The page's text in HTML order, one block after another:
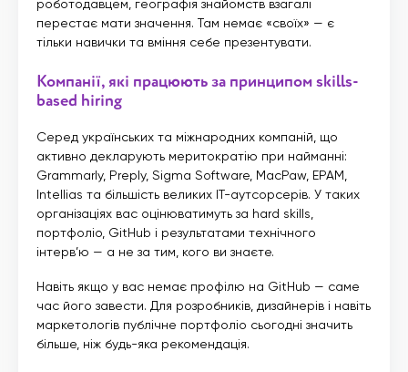
роботодавцем, географія знайомств взагалі
перестає мати значення. Там немає «своїх» — є
тільки навички та вміння себе презентувати.
Компанії, які працюють за принципом skills-
based hiring
Серед українських та міжнародних компаній, що
активно декларують меритократію при найманні:
Grammarly, Preply, Sigma Software, MacPaw, EPAM,
Intellias та більшість великих IT-аутсорсерів. У таких
організаціях вас оцінюватимуть за hard skills,
портфоліо, GitHub і результатами технічного
інтерв’ю — а не за тим, кого ви знаєте.
Навіть якщо у вас немає профілю на GitHub — саме
час його завести. Для розробників, дизайнерів і навіть
маркетологів публічне портфоліо сьогодні значить
більше, ніж будь-яка рекомендація.